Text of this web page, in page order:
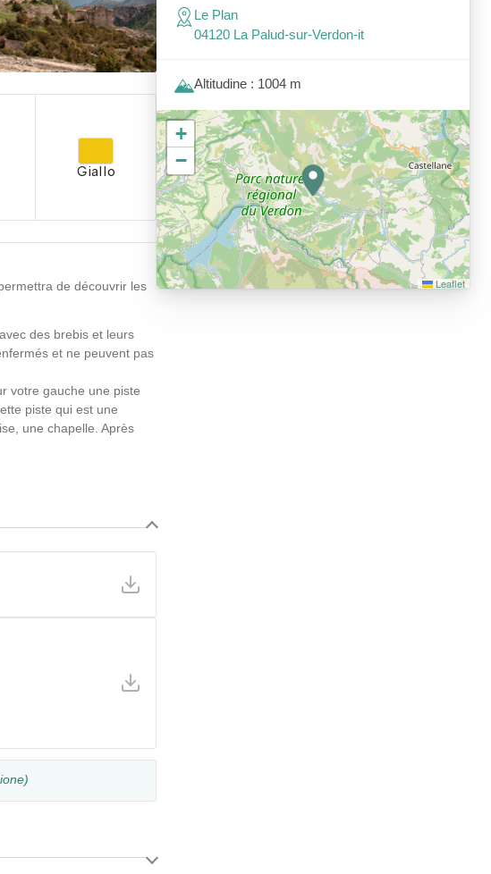
Giallo
de découvrir les
des brebis et leurs
et ne peuvent pas
votre gauche une piste
piste qui est une
une chapelle. Après
Le Plan
04120 La Palud-sur-Verdon-it
Altitudine : 1004 m
+
−
Leaflet